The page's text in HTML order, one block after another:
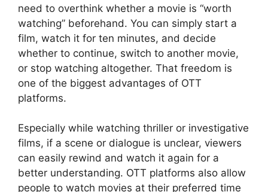
need to overthink whether a movie is “worth
watching” beforehand. You can simply start a
film, watch it for ten minutes, and decide
whether to continue, switch to another movie,
or stop watching altogether. That freedom is
one of the biggest advantages of OTT
platforms.
Especially while watching thriller or investigative
films, if a scene or dialogue is unclear, viewers
can easily rewind and watch it again for a
better understanding. OTT platforms also allow
people to watch movies at their preferred time